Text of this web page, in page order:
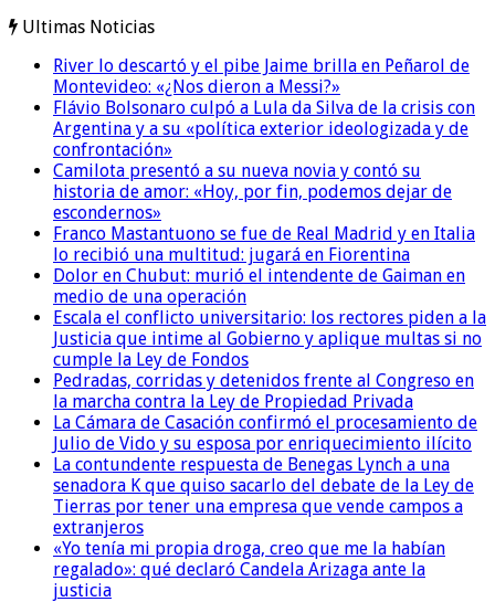
Ultimas Noticias
River lo descartó y el pibe Jaime brilla en Peñarol de
Montevideo: «¿Nos dieron a Messi?»
Flávio Bolsonaro culpó a Lula da Silva de la crisis con
Argentina y a su «política exterior ideologizada y de
confrontación»
Camilota presentó a su nueva novia y contó su
historia de amor: «Hoy, por fin, podemos dejar de
escondernos»
Franco Mastantuono se fue de Real Madrid y en Italia
lo recibió una multitud: jugará en Fiorentina
Dolor en Chubut: murió el intendente de Gaiman en
medio de una operación
Escala el conflicto universitario: los rectores piden a la
Justicia que intime al Gobierno y aplique multas si no
cumple la Ley de Fondos
Pedradas, corridas y detenidos frente al Congreso en
la marcha contra la Ley de Propiedad Privada
La Cámara de Casación confirmó el procesamiento de
Julio de Vido y su esposa por enriquecimiento ilícito
La contundente respuesta de Benegas Lynch a una
senadora K que quiso sacarlo del debate de la Ley de
Tierras por tener una empresa que vende campos a
extranjeros
«Yo tenía mi propia droga, creo que me la habían
regalado»: qué declaró Candela Arizaga ante la
justicia